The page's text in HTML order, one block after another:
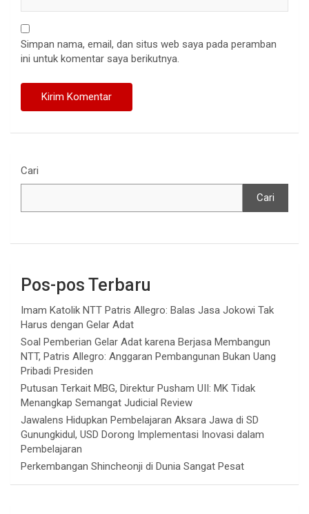
Simpan nama, email, dan situs web saya pada peramban
ini untuk komentar saya berikutnya.
Cari
Cari
Pos-pos Terbaru
Imam Katolik NTT Patris Allegro: Balas Jasa Jokowi Tak
Harus dengan Gelar Adat
Soal Pemberian Gelar Adat karena Berjasa Membangun
NTT, Patris Allegro: Anggaran Pembangunan Bukan Uang
Pribadi Presiden
Putusan Terkait MBG, Direktur Pusham UII: MK Tidak
Menangkap Semangat Judicial Review
Jawalens Hidupkan Pembelajaran Aksara Jawa di SD
Gunungkidul, USD Dorong Implementasi Inovasi dalam
Pembelajaran
Perkembangan Shincheonji di Dunia Sangat Pesat